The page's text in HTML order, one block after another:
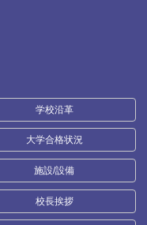
学校沿革
大学合格状況
施設/設備
校長挨拶